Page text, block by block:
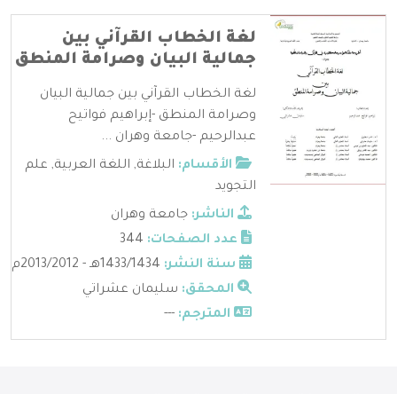
لغة الخطاب القرآني بين
جمالية البيان وصرامة المنطق
لغة الخطاب القرآني بين جمالية البيان
وصرامة المنطق -إبراهيم فواتيح
عبدالرحيم -جامعة وهران ...
الأقسام: البلاغة, اللغة العربية, علم
التجويد
الناشر: جامعة وهران
عدد الصفحات:
سنة النشر:
المحقق: سليمان عشراتي
المترجم: ---